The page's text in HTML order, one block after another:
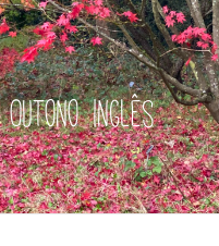
Outono inglês